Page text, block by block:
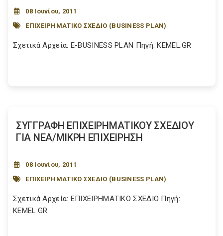
08 Ιουνίου, 2011
ΕΠΙΧΕΙΡΗΜΑΤΙΚΟ ΣΧΕΔΙΟ (BUSINESS PLAN)
Σχετικά Αρχεία: E-BUSINESS PLAN Πηγή: KEMEL.GR
ΣΥΓΓΡΑΦΗ ΕΠΙΧΕΙΡΗΜΑΤΙΚΟΥ ΣΧΕΔΙΟΥ
ΓΙΑ ΝΕΑ/ΜΙΚΡΗ ΕΠΙΧΕΙΡΗΣΗ
08 Ιουνίου, 2011
ΕΠΙΧΕΙΡΗΜΑΤΙΚΟ ΣΧΕΔΙΟ (BUSINESS PLAN)
Σχετικά Αρχεία: ΕΠΙΧΕΙΡΗΜΑΤΙΚΟ ΣΧΕΔΙΟ Πηγή:
KEMEL.GR